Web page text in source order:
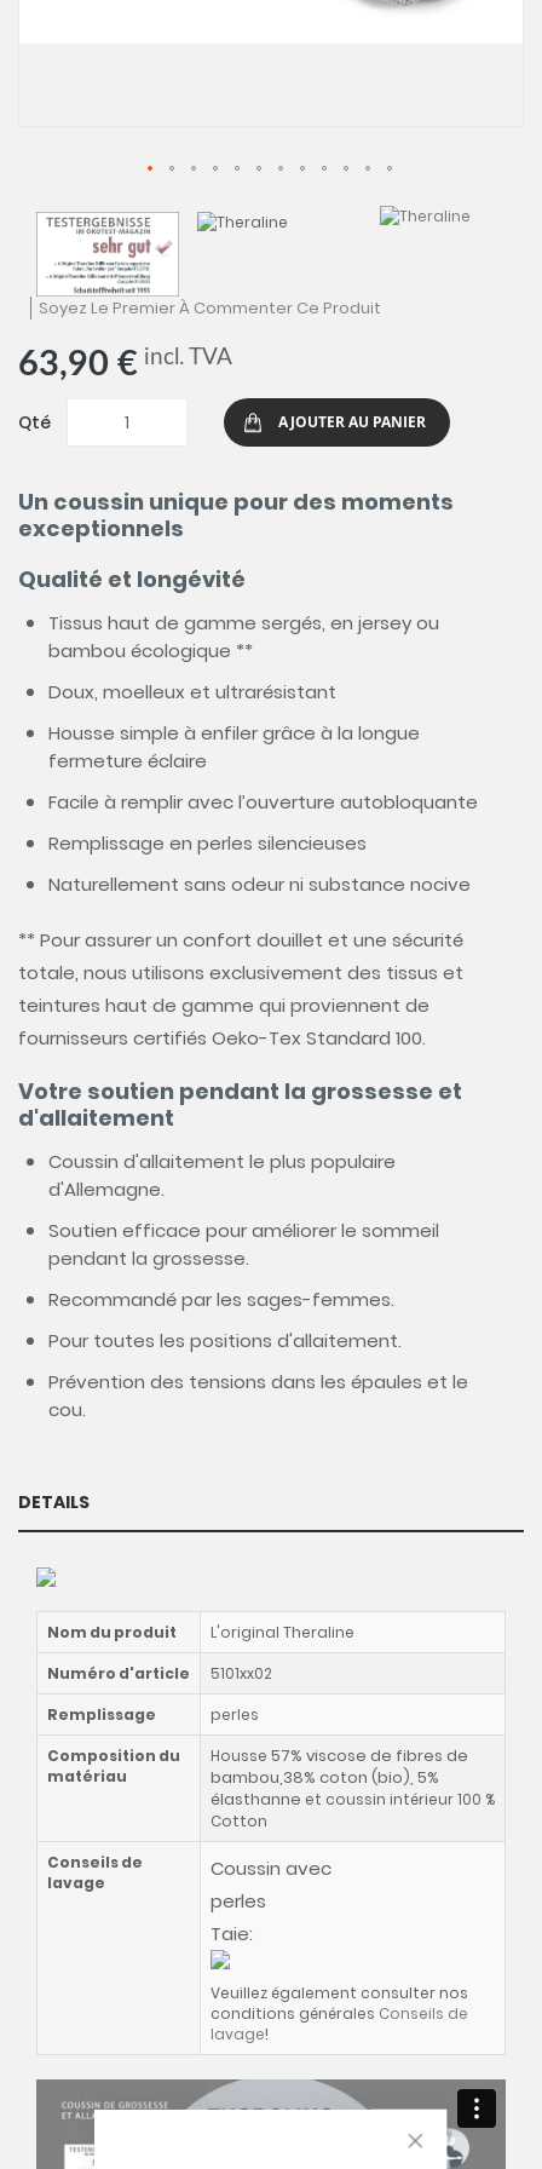
CLOSE
Soyez Le Premier À Commenter Ce Produit
63,90 € incl. TVA
Qté AJOUTER AU PANIER
Un coussin unique pour des moments
exceptionnels
Qualité et longévité
Tissus haut de gamme sergés, en jersey ou
bambou écologique **
Doux, moelleux et ultrarésistant
Housse simple à enfiler grâce à la longue
fermeture éclaire
Facile à remplir avec l’ouverture autobloquante
Remplissage en perles silencieuses
Naturellement sans odeur ni substance nocive
** Pour assurer un confort douillet et une sécurité
totale, nous utilisons exclusivement des tissus et
teintures haut de gamme qui proviennent de
fournisseurs certifiés Oeko-Tex Standard 100.
Votre soutien pendant la grossesse et
d'allaitement
Coussin d'allaitement le plus populaire
d'Allemagne.
Soutien efficace pour améliorer le sommeil
pendant la grossesse.
Recommandé par les sages-femmes.
Pour toutes les positions d'allaitement.
Prévention des tensions dans les épaules et le
cou.
DETAILS
Nom du produit
L'original Theraline
Numéro d'article
5101xx02
Remplissage
perles
Composition du
matériau
Housse 57% viscose de fibres de
bambou,38% coton (bio), 5%
élasthanne et coussin intérieur 100 %
Cotton
Conseils de
lavage
Coussin avec
perles
Taie:
Veuillez également consulter nos
conditions générales Conseils de
lavage!